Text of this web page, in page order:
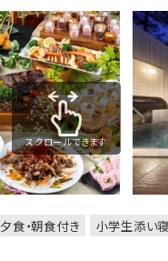
スクロールできます
夕食・朝食付き
小学生添い